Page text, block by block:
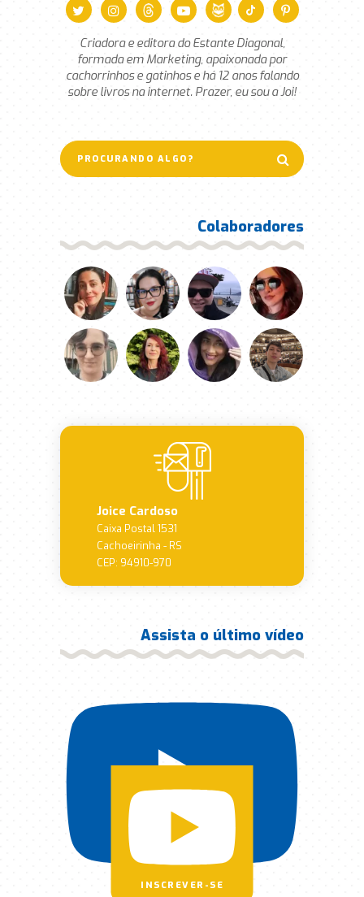
Criadora e editora do Estante Diagonal,
formada em Marketing, apaixonada por
cachorrinhos e gatinhos e há 12 anos falando
sobre livros na internet. Prazer, eu sou a Joi!
Colaboradores
Joice Cardoso
Caixa Postal 1531
Cachoeirinha - RS
CEP: 94910-970
Assista o último vídeo
INSCREVER-SE